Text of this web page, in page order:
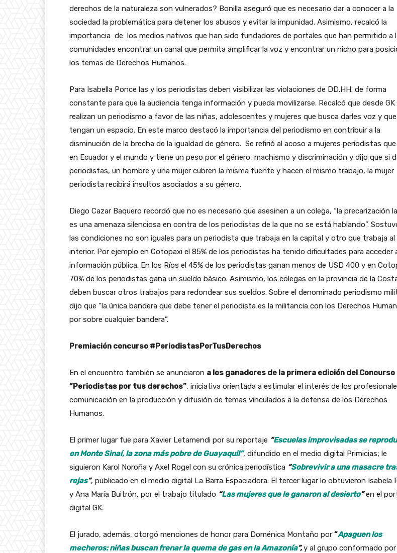
derechos de la naturaleza son vulnerados? Bonilla aseguró que es necesario dar a conocer a la
sociedad la problemática para detener los abusos y evitar la impunidad. Asimismo, recalcó la
importancia de los medios nativos que han sido fundadores de portales que han permitido a
comunidades encontrar un canal que permita amplificar la voz y encontrar un nicho para
los temas de Derechos Humanos.
Para Isabella Ponce las y los periodistas deben visibilizar las violaciones de DD.HH. de forma
constante para que la audiencia tenga información y pueda movilizarse. Recalcó que desde GK
realizan un periodismo a favor de las niñas, adolescentes y mujeres que busca darles voz y que
tengan un espacio. En este marco destacó la importancia del periodismo en contribuir a la
disminución de la brecha de la igualdad de género. Se refirió al acoso a mujeres periodistas
en Ecuador y el mundo y tiene un peso por el género, machismo y discriminación y dijo que si
periodistas, un hombre y una mujer cubren la misma fuente y hacen el mismo trabajo, la mujer
periodista recibirá insultos asociados a su género.
Diego Cazar Baquero recordó que no es necesario que asesinen a un colega, “la precarización
es una amenaza silenciosa en contra de los periodistas de la que no se está hablando”.
las condiciones no son iguales para un periodista que trabaja en la capital y otro que trabaja al
interior. Por ejemplo en Cotopaxi el 85% de los periodistas ha tenido dificultades para acceder
información pública. En los Ríos el 45% de los periodistas ganan menos de USD 400 y en
70% de los periodistas gana un sueldo básico. Asimismo, los colegas en la provincia de la
deben buscar otros trabajos para redondear sus sueldos. Sobre el denominado periodismo
dijo que “la única bandera que debe tener el periodista es la militancia con los Derechos
por sobre cualquier bandera”.
Premiación concurso #PeriodistasPorTusDerechos
En el encuentro también se anunciaron a los ganadores de la primera edición del Concurso
“Periodistas por tus derechos”, iniciativa orientada a estimular el interés de los
comunicación en la producción y difusión de temas vinculados a la defensa de los Derechos
Humanos.
El primer lugar fue para Xavier Letamendi por su reportaje “Escuelas improvisadas se
en Monte Sinaí, la zona más pobre de Guayaquil”, difundido en el medio digital Primicias; le
siguieron Karol Noroña y Axel Rogel con su crónica periodística “Sobrevivir a una masacre
rejas”, publicado en el medio digital La Barra Espaciadora. El tercer lugar lo obtuvieron Isabela
y Ana María Buitrón, por el trabajo titulado “Las mujeres que le ganaron al desierto”en el
digital GK.
El jurado, además, otorgó menciones de honor para Doménica Montaño por “Apaguen los
mecheros: niñas buscan frenar la quema de gas en la Amazonía”,y al grupo conformado